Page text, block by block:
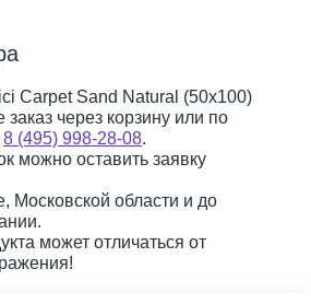
Carpet Sand Natural (50x100)
через корзину или по
8 (495) 998-28-08.
можно оставить заявку
Московской области и до
может отличаться от